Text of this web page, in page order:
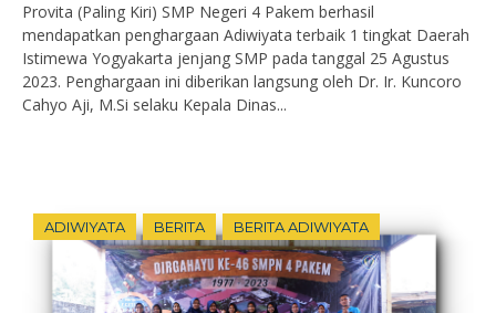
Provita (Paling Kiri) SMP Negeri 4 Pakem berhasil
mendapatkan penghargaan Adiwiyata terbaik 1 tingkat Daerah
Istimewa Yogyakarta jenjang SMP pada tanggal 25 Agustus
2023. Penghargaan ini diberikan langsung oleh Dr. Ir. Kuncoro
Cahyo Aji, M.Si selaku Kepala Dinas...
ADIWIYATA BERITA BERITA ADIWIYATA